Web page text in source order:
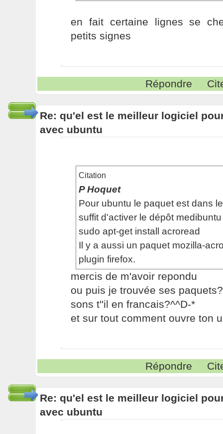
en fait certaine lignes se
petits signes
Répondre
Re: qu'el est le meilleur logiciel
avec ubuntu
Citation
P Hoquet
Pour ubuntu le paquet est dans
suffit d'activer le dépôt
sudo apt-get install acroread
Il y a aussi un paquet mozilla-
plugin firefox.
mercis de m'avoir repondu
ou puis je trouvée ses
sons t''il en francais?^^D-*
et sur tout comment ouvre ton
Répondre
Re: qu'el est le meilleur logiciel
avec ubuntu